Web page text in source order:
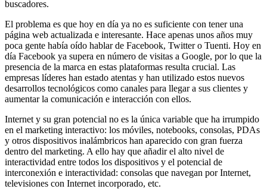
buscadores.
El problema es que hoy en día ya no es suficiente con tener una
página web actualizada e interesante. Hace apenas unos años muy
poca gente había oído hablar de Facebook, Twitter o Tuenti. Hoy en
día Facebook ya supera en número de visitas a Google, por lo que la
presencia de la marca en estas plataformas resulta crucial. Las
empresas líderes han estado atentas y han utilizado estos nuevos
desarrollos tecnológicos como canales para llegar a sus clientes y
aumentar la comunicación e interacción con ellos.
Internet y su gran potencial no es la única variable que ha irrumpido
en el marketing interactivo: los móviles, notebooks, consolas, PDAs
y otros dispositivos inalámbricos han aparecido con gran fuerza
dentro del marketing. A ello hay que añadir el alto nivel de
interactividad entre todos los dispositivos y el potencial de
interconexión e interactividad: consolas que navegan por Internet,
televisiones con Internet incorporado, etc.